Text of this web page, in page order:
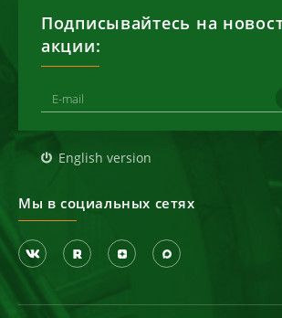
Подписывайтесь на
акции:
English version
Мы в социальных сетях